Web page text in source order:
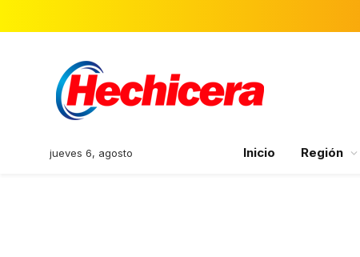
jueves 6, agosto Inicio Región